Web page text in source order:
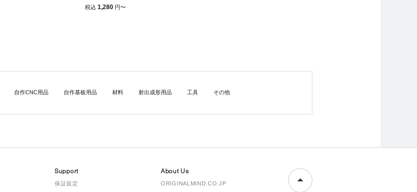
税込 1,280 円〜
自作CNC用品 自作基板用品 材料 射出成形用品 工具 その他
Support
保証規定
About Us
ORIGINALMIND.CO.JP